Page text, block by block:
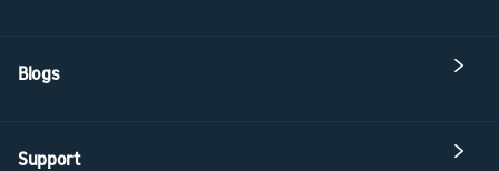
Blogs
Support